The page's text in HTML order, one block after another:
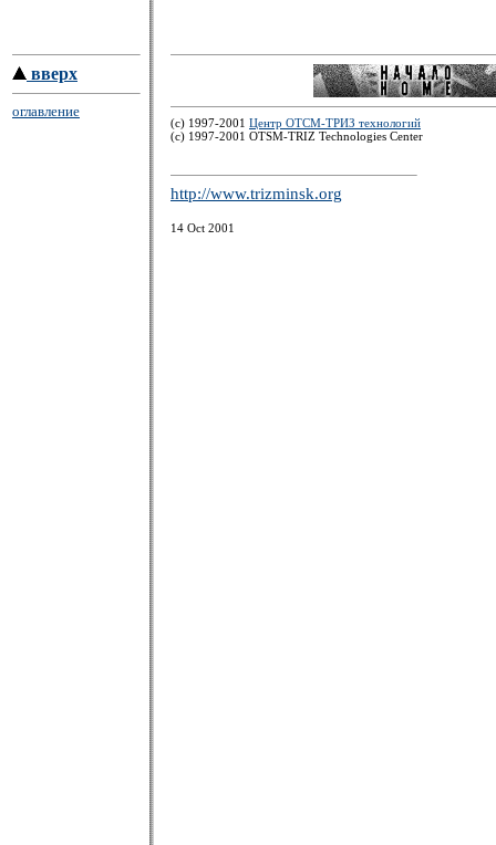
вверх
оглавление
(c) 1997-2001 Центр ОТСМ-ТРИЗ технологий
(с) 1997-2001 OTSM-TRIZ Technologies Center
http://www.trizminsk.org
14 Oct 2001